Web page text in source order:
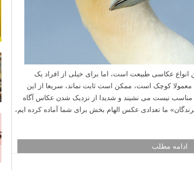
انواع عکاسی طبیعت است، اما برای خیلی از افراد یک
کوچک است، ممکن است ثابت نماند، سریعا از این
مناسب نیست می نشیند و شدیدا از نزدیک شدن عکاس آگاه
ما تعدادی عکس الهام بخش برای شما آماده کرده ایم،
ادامه مطلب